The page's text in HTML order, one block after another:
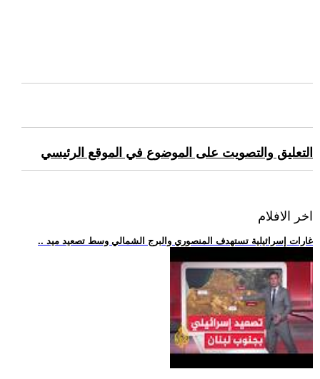
التعليق والتصويت على الموضوع في الموقع الرئيسي
اخر الافلام
.. غارات إسرائيلية تستهدف المنصوري والبرج الشمالي وسط تصعيد ميد